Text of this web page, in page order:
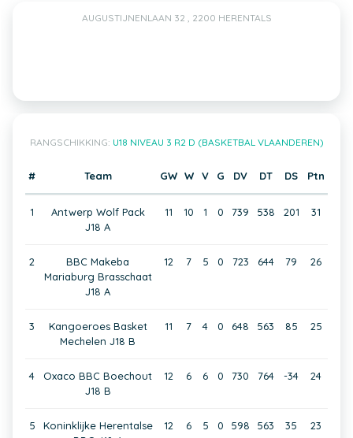
AUGUSTIJNENLAAN 32 , 2200 HERENTALS
RANGSCHIKKING: U18 NIVEAU 3 R2 D (BASKETBAL VLAANDEREN)
# Team GW W V G DV DT DS Ptn
1
Antwerp Wolf Pack
J18 A
11 10 1 0 739 538 201 31
2
BBC Makeba
Mariaburg Brasschaat
J18 A
12 7 5 0 723 644 79 26
3
Kangoeroes Basket
Mechelen J18 B
11 7 4 0 648 563 85 25
4
Oxaco BBC Boechout
J18 B
12 6 6 0 730 764 -34 24
5
Koninklijke Herentalse
12 6 5 0 598 563 35 23